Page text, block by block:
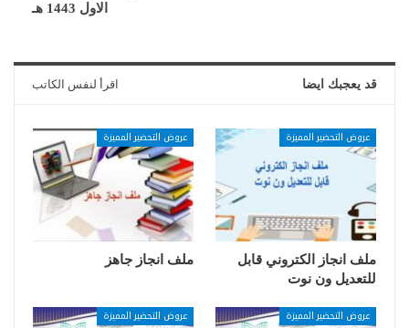
الاول 1443 هـ
قد يعجبك ايضا اقرأ لنفس الكاتب
عروض التحضير المميزة
ملف انجاز الكتروني قابل
للتعديل ون نوت
عروض التحضير المميزة
ملف انجاز جاهز
عروض التحضير المميزة عروض التحضير المميزة